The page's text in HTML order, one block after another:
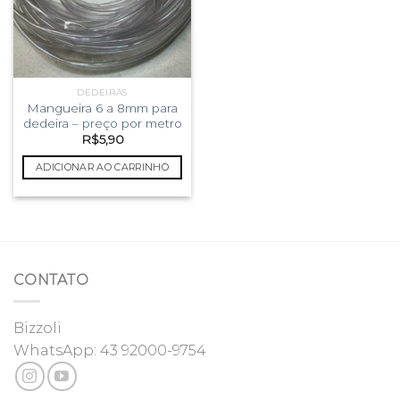
DEDEIRAS
Mangueira 6 a 8mm para
dedeira – preço por metro
R$5,90
ADICIONAR AO CARRINHO
CONTATO
Bizzoli
WhatsApp: 43 92000-9754